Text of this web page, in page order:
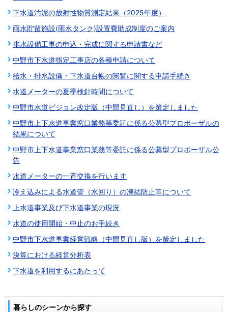
下水道汚泥の放射性物質測定結果（2025年度）
雨水貯留施設(雨水タンク)設置費助成制度のご案内
排水設備工事の申込・完成に関する申請書など
中野市下水道指定工事店の各種申請について
給水・排水設備・下水道台帳の閲覧に関する申請手続き
水道メーターの夏季検針時間について
中野市水道ビジョン改定版（中間見直し）を策定しました
中野市上下水道事業窓口業務等委託に係る公募型プロポーザルの
結果について
中野市上下水道事業窓口業務等委託に係る公募型プロポーザル公
告
水道メーターの一斉交換を行います
冷え込みによる水道管（水回り）の凍結防止等について
上水道事業及び下水道事業の現況
水道の使用開始・中止のお手続き
中野市下水道事業経営戦略（中間見直し版）を策定しました
決算における経営分析表
下水道を利用するにあたって
暮らしのシーンから探す